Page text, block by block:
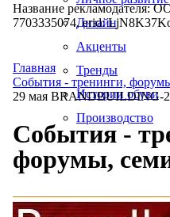
Дизайн
Акценты
Тренды
Истории обуви
Производство
Название рекламодателя:
7703335074, erid:
Главная
События - тренинги,
29 мая BRANDBUILDING-
События -
форумы,